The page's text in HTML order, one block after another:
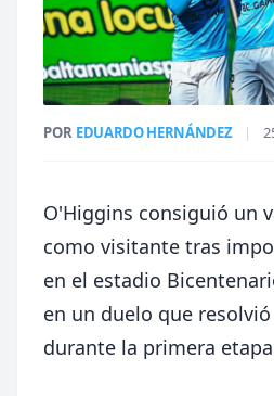
POR EDUARDO HERNÁNDEZ |
O'Higgins consiguió un
como visitante tras
en el estadio
en un duelo que
durante la primera